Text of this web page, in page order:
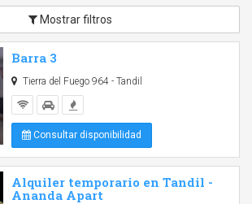
Mostrar filtros
Barra 3
Tierra del Fuego 964 - Tandil
Consultar disponibilidad
Alquiler temporario en Tandil -
Ananda Apart